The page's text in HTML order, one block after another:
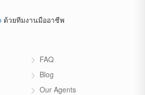
ด้วยทีมงานมืออาชีพ
FAQ
Blog
Our Agents